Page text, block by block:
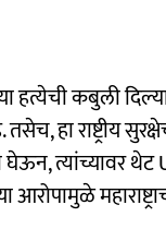
हत्येची कबुली
हा राष्ट्रीय
घेऊन, त्यांच्यावर
आरोपामुळे